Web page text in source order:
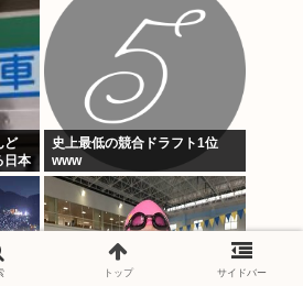
ど
日本
20
史上最低の競合ドラフト1位
www
トップ サイドバー